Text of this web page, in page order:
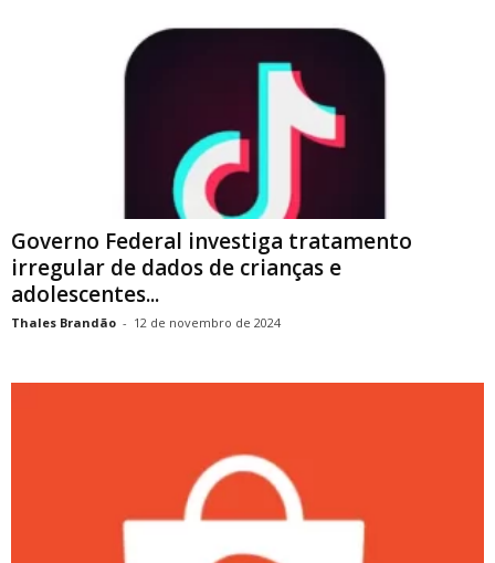
Governo Federal investiga tratamento
irregular de dados de crianças e
adolescentes...
Thales Brandão - 12 de novembro de 2024